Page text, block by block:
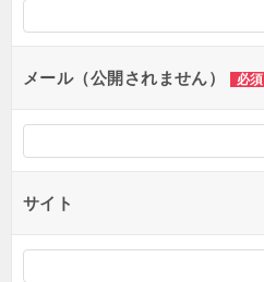
メール（公開されません） 必須
サイト